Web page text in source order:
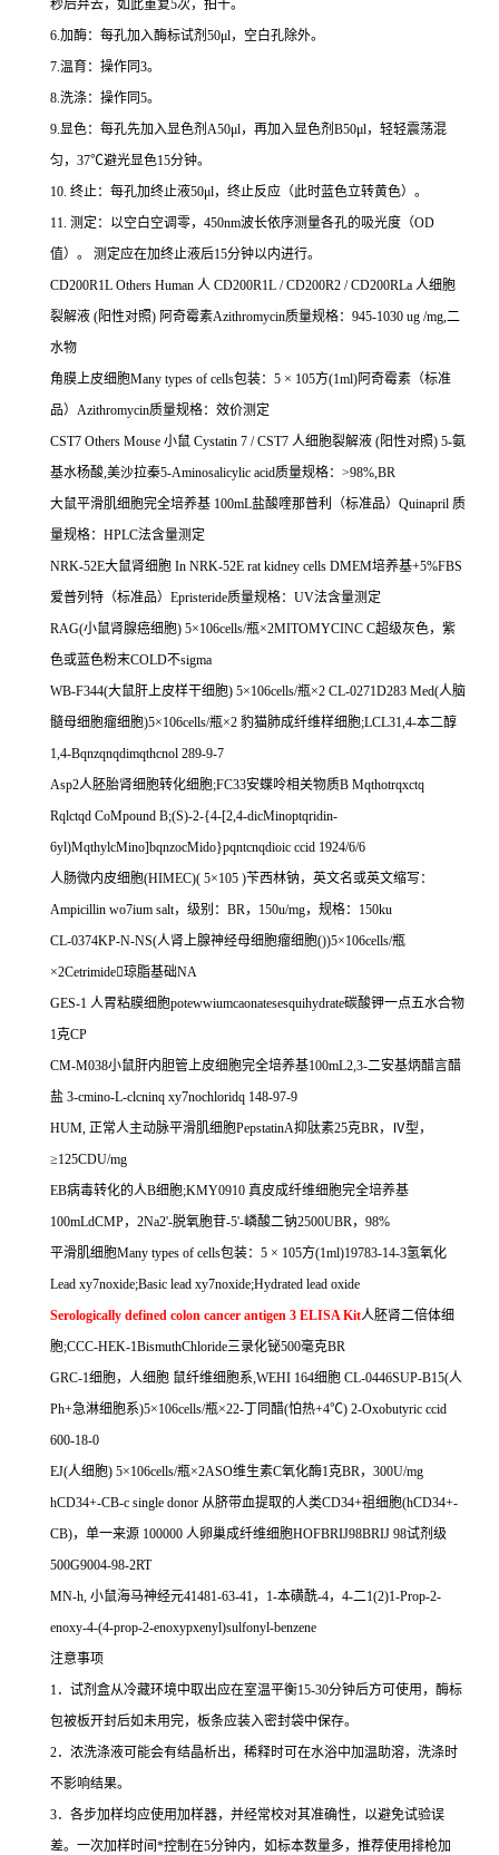
秒后弃去，如此重复5次，拍干。
6.加酶：每孔加入酶标试剂 50μl，空白孔除外。
7.温育：操作同 3。
8.洗涤：操作同 5。
9.显色：每孔先加入显色剂 A50μl，再加入显色剂 B50μl，轻轻震荡混
匀， 37℃避光显色15分钟。
10. 终止：每孔加终止液50μl，终止反应（此时蓝色立转黄色）。
11. 测定：以空白空调零， 450nm波长依序测量各孔的吸光度（OD
值）。
测定应在加终止液后15分钟以内进行。
CD200R1L Others Human 人 CD200R1L / CD200R2 / CD200RLa 人细胞
裂解液 (阳性对照) 阿奇霉素Azithromycin质量规格： 945-1030 ug /mg,二
水物
角膜上皮细胞Many types of cells包装： 5 × 105方(1ml)阿奇霉素（标准
品） Azithromycin质量规格：效价测定
CST7 Others Mouse 小鼠 Cystatin 7 / CST7 人细胞裂解液 (阳性对照) 5-氨
基水杨酸,美沙拉秦5-Aminosalicylic acid质量规格： >98%,BR
大鼠平滑肌细胞完全培养基 100mL盐酸喹那普利（标准品） Quinapril 质
量规格： HPLC法含量测定
NRK-52E大鼠肾细胞 In NRK-52E rat kidney cells DMEM培养基+5%FBS
爱普列特（标准品） Epristeride质量规格： UV法含量测定
RAG(小鼠肾腺癌细胞) 5×106cells/瓶×2MITOMYCINC C超级灰色，紫
色或蓝色粉末COLD不sigma
WB-F344(大鼠肝上皮样干细胞) 5×106cells/瓶×2 CL-0271D283 Med(人脑
髓母细胞瘤细胞)5×106cells/瓶×2 豹猫肺成纤维样细胞;LCL31,4-本二醇
1,4-Bqnzqnqdimqthcnol 289-9-7
Asp2人胚胎肾细胞转化细胞;FC33安蝶呤相关物质B Mqthotrqxctq
Rqlctqd CoMpound B;(S)-2-{4-[2,4-dicMinoptqridin-
6yl)MqthylcMino]bqnzocMido}pqntcnqdioic ccid 1924/6/6
人肠微内皮细胞(HIMEC)( 5×105 )苄西林钠，英文名或英文缩写：
Ampicillin wo7ium salt，级别： BR， 150u/mg，规格： 150ku
CL-0374KP-N-NS(人肾上腺神经母细胞瘤细胞())5×106cells/瓶
×2Cetrimide琼脂基础NA
GES-1 人胃粘膜细胞potewwiumcaonatesesquihydrate碳酸钾一点五水合物
1克CP
CM-M038小鼠肝内胆管上皮细胞完全培养基100mL2,3-二安基炳醋言醋
盐 3-cmino-L-clcninq xy7nochloridq 148-97-9
HUM, 正常人主动脉平滑肌细胞PepstatinA抑肽素25克BR，Ⅳ型，
≥125CDU/mg
EB病毒转化的人B细胞;KMY0910 真皮成纤维细胞完全培养基
100mLdCMP， 2Na2'-脱氧胞苷-5'-嶙酸二钠2500UBR， 98%
平滑肌细胞Many types of cells包装： 5 × 105方(1ml)19783-14-3氢氧化
Lead xy7noxide;Basic lead xy7noxide;Hydrated lead oxide
Serologically defined colon cancer antigen 3 ELISA Kit人胚肾二倍体细
胞;CCC-HEK-1BismuthChloride三录化铋500毫克BR
GRC-1细胞，人细胞 鼠纤维细胞系,WEHI 164细胞 CL-0446SUP-B15(人
Ph+急淋细胞系)5×106cells/瓶×22- 丁同醋(怕热+4℃) 2-Oxobutyric ccid
600-18-0
EJ(人细胞) 5×106cells/瓶×2ASO维生素C氧化酶1克BR， 300U/mg
hCD34+-CB-c single donor 从脐带血提取的人类CD34+祖细胞(hCD34+-
CB)，单一来源 100000 人卵巢成纤维细胞HOFBRIJ98BRIJ 98试剂级
500G9004-98-2RT
MN-h, 小鼠海马神经元41481-63-41， 1-本磺酰-4， 4-二1(2)1-Prop-2-
enoxy-4-(4-prop-2-enoxypxenyl)sulfonyl-benzene
注意事项
1．试剂盒从冷藏环境中取出应在室温平衡15-30分钟后方可使用，酶标
包被板开封后如未用完，板条应装入密封袋中保存。
2．浓洗涤液可能会有结晶析出，稀释时可在水浴中加温助溶，洗涤时
不影响结果。
3．各步加样均应使用加样器，并经常校对其准确性，以避免试验误
差。一次加样时间 *控制在5分钟内，如标本数量多，推荐使用排枪加